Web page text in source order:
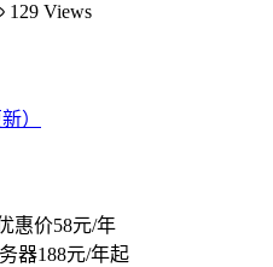
129 Views
）
惠价58元/年
器188元/年起